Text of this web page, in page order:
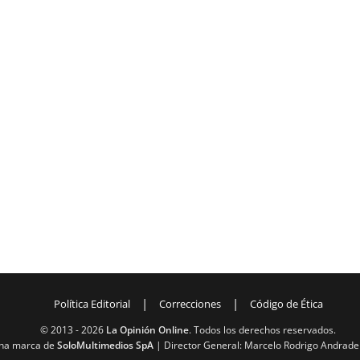
Política Editorial | Correcciones | Código de Ética
© 2013 -2026 La Opinión Online. Todos los derechos reservados.
marca de SoloMultimedios SpA| Director General: Marcelo Rodrigo Andrade